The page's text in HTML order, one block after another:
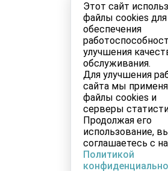
Этот сайт
файлы cookies для
обеспечения
улучшения
обслуживания.
Для улучшения
сайта мы
файлы cookies и
серверы
Продолжая его
использование,
соглашаетесь с
Политикой